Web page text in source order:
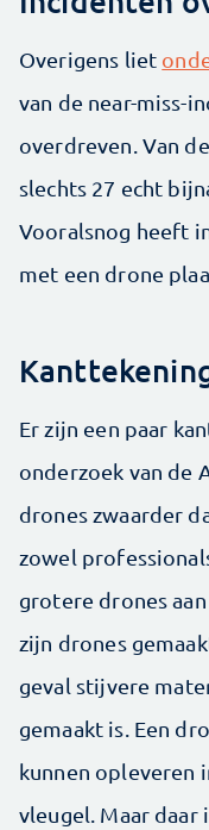
Overigens liet
van de near-miss-
overdreven. Van
slechts 27 echt
Vooralsnog heeft
met een drone
Er zijn een paar
onderzoek van de
drones zwaarder
zowel
grotere drones
zijn drones
geval stijvere
gemaakt is. Een
kunnen opleveren
vleugel. Maar daar